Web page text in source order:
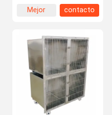
Mejor
contacto